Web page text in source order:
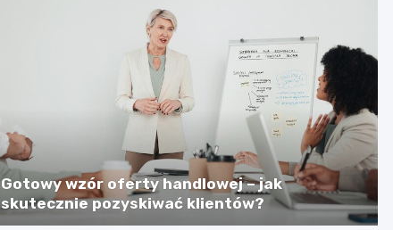
Gotowy wzór oferty handlowej – jak
skutecznie pozyskiwać klientów?